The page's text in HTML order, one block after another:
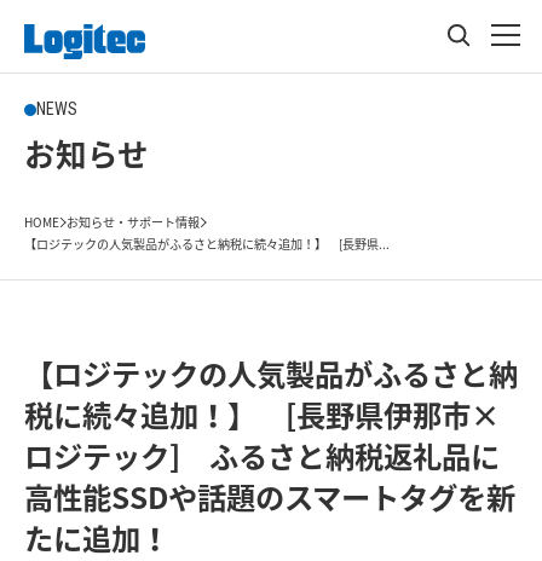
NEWS
お知らせ
HOME お知らせ・サポート情報
【ロジテックの人気製品がふるさと納税に続々追加！】 [長野県...
【ロジテックの人気製品がふるさと納
税に続々追加！】 [長野県伊那市×
ロジテック] ふるさと納税返礼品に
高性能SSDや話題のスマートタグを新
たに追加！